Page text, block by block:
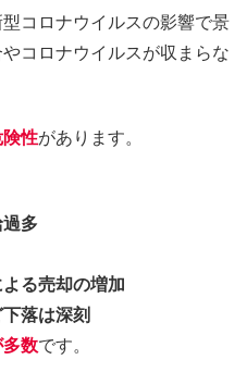
コロナウイルスの影響で景
コロナウイルスが収まらな
性があります。
多
る売却の増加
落は深刻
数です。